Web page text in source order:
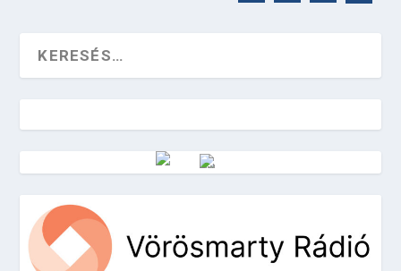
Vörösmarty Rádió